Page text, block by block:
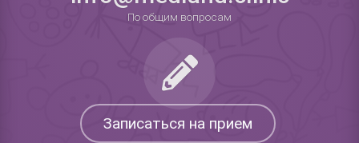
По общим вопросам
Записаться на прием